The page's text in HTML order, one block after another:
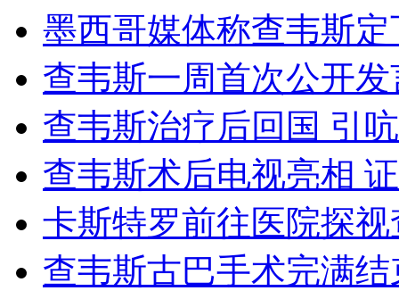
女孩北京地铁殴打老人 痛下狠手拳打脚踢
无痛分娩是否安全 医生回应
外交部：反对强权政治霸凌主义
外交部：有关国家言论片面不公正
墨西哥媒体称查韦斯
查韦斯一周首次公开
查韦斯治疗后回国 引
查韦斯术后电视亮相
卡斯特罗前往医院探
查韦斯古巴手术完满结